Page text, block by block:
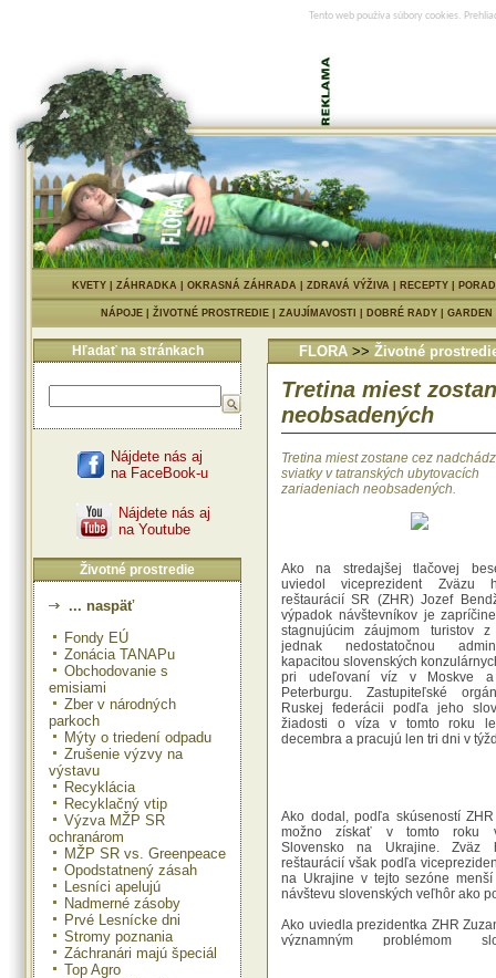
Tento web používa súbory cookies.
KVETY| ZÁHRADKA| OKRASNÁ ZÁHRADA| ZDRAVÁ VÝŽIVA| RECEPTY|
NÁPOJE ŽIVOTNÉ PROSTREDIE ZAUJÍMAVOSTI DOBRÉ RADY
Hľadať na stránkach
Nájdete nás aj
na FaceBook-u
Nájdete nás aj
na Youtube
Životné prostredie
... naspäť
Fondy EÚ
Zonácia TANAPu
Obchodovanie s
emisiami
Zber v národných
parkoch
Mýty o triedení odpadu
Zrušenie výzvy na
výstavu
Recyklácia
Recyklačný vtip
Výzva MŽP SR
ochranárom
MŽP SR vs. Greenpeace
Opodstatnený zásah
Lesníci apelujú
Nadmerné zásoby
Prvé Lesnícke dni
Stromy poznania
Záchranári majú špeciál
Top Agro
FLORA >> Životné
Tretina miest
neobsadených
Tretina miest zostane cez
sviatky v tatranských ubytovacích
zariadeniach neobsadených.
Ako na stredajšej tlačovej
uviedol viceprezident Zväzu
reštaurácií SR (ZHR) Jozef
výpadok návštevníkov je
stagnujúcim záujmom turistov
jednak nedostatočnou
kapacitou slovenských
pri udeľovaní víz v Moskve
Peterburgu. Zastupiteľské
Ruskej federácii podľa jeho
žiadosti o víza v tomto roku
decembra a pracujú len tri dni v
Ako dodal, podľa skúseností
možno získať v tomto roku
Slovensko na Ukrajine. Zväz
reštaurácií však podľa
na Ukrajine v tejto sezóne
návštevu slovenských veľhôr ako
Ako uviedla prezidentka ZHR
významným problémom